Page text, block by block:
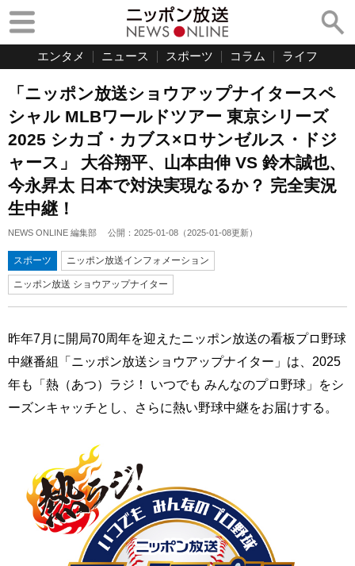
エンタメ ニュース スポーツ コラム ライフ
「ニッポン放送ショウアップナイタースペ
シャル MLBワールドツアー 東京シリーズ
2025 シカゴ・カブス×ロサンゼルス・ドジ
ャース」 大谷翔平、山本由伸 VS 鈴木誠也、
今永昇太 日本で対決実現なるか？ 完全実況
生中継！
NEWS ONLINE 編集部 公開： 2025-01-08 （2025-01-08更新）
スポーツ ニッポン放送インフォメーション
ニッポン放送 ショウアップナイター
昨年7月に開局70周年を迎えたニッポン放送の看板プロ野球
中継番組「ニッポン放送ショウアップナイター」は、2025
年も「熱（あつ）ラジ！ いつでも みんなのプロ野球」をシ
ーズンキャッチとし、さらに熱い野球中継をお届けする。